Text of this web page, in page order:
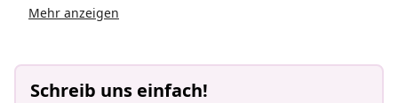
Mehr anzeigen
Schreib uns einfach!